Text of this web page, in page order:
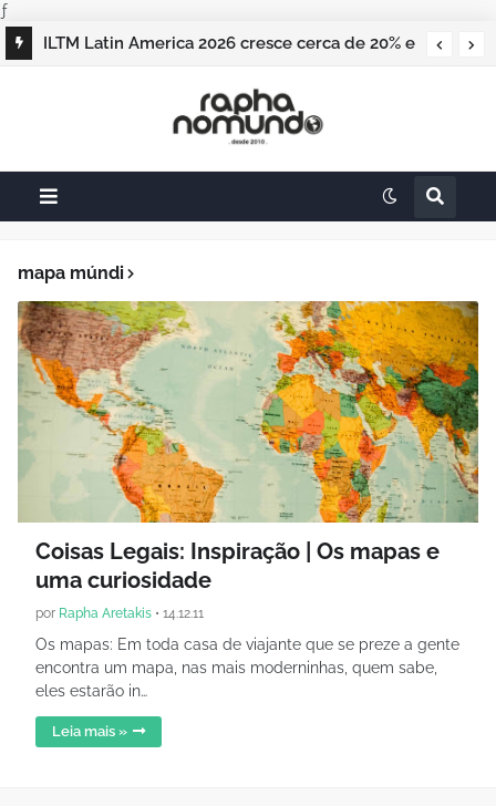
ƒ
ILTM Latin America 2026 cresce cerca de 20% e
mapa múndi
Coisas Legais: Inspiração | Os mapas e
uma curiosidade
por Rapha Aretakis • 14.12.11
Os mapas: Em toda casa de viajante que se preze a gente
encontra um mapa, nas mais moderninhas, quem sabe,
eles estarão in…
Leia mais »